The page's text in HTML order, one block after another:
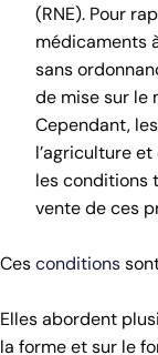
(RNE). Pour
médicaments
sans
de mise sur le
Cependant,
l’agriculture
les conditions
vente de ces
Cesconditions
Elles abordent
la forme et sur le